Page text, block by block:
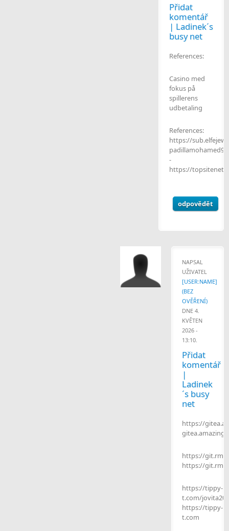
Přidat
komentář
| Ladinek´s
busy net
References:
Casino med
fokus på
spillerens
udbetaling
References:
https://
-
https://
odpovědět
NAPSAL
UŽIVATEL
[USER:NAME]
(BEZ
OVĚŘENÍ)
DNE 4.
KVĚTEN
2026 -
13:10.
Přidat
komentář
|
Ladinek
´s busy
net
https://
https://
https://
https://tippy-
t.com/
https://tippy-
t.com